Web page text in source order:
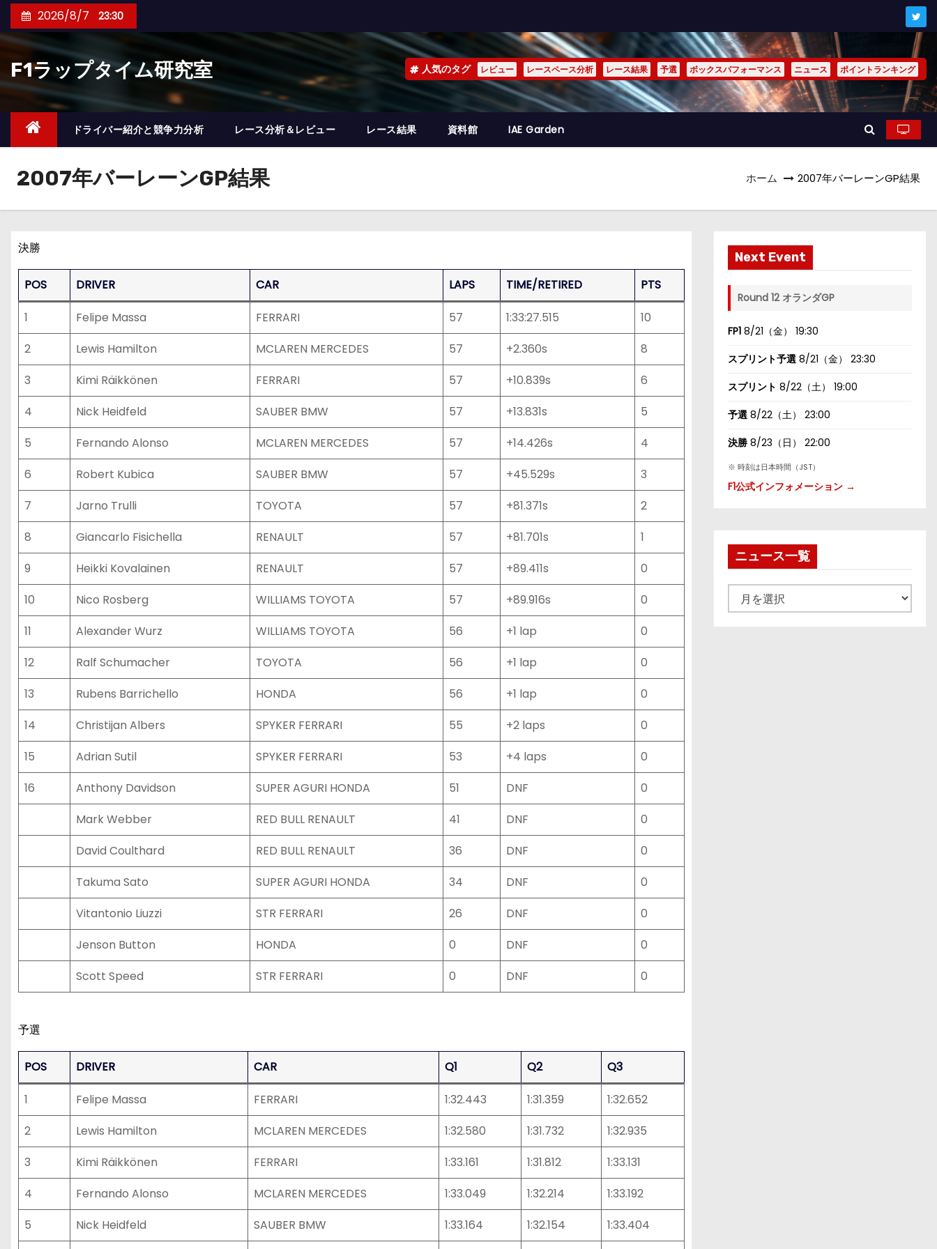
ン
ツ
キ
2026/8/7 23:30
F1ラップタイム研究室 人気のタグ レビュー レースペース分析 レース結果 予選 ボックスパフォーマンス ニュース ポイントランキング
ドライバー紹介と競争力分析 レース分析＆レビュー レース結果 資料館 IAE Garden
2007年バーレーンGP結果 ホーム 2007年バーレーンGP結果
決勝
POS DRIVER CAR LAPS TIME/RETIRED PTS
1 Felipe Massa FERRARI 57 1:33:27.515
10
2
Lewis Hamilton MCLAREN MERCEDES 57 +2.360s
8
3
Kimi Räikkönen FERRARI 57 +10.839s
6
4
Nick Heidfeld SAUBER BMW 57 +13.831s
5
5
Fernando Alonso MCLAREN MERCEDES 57 +14.426s
4
6
Robert Kubica SAUBER BMW 57 +45.529s
3
7
Jarno Trulli TOYOTA 57 +81.371s
2
8
Giancarlo Fisichella RENAULT 57 +81.701s
1
9
Heikki Kovalainen RENAULT 57 +89.411s
0
10
Nico Rosberg WILLIAMS TOYOTA 57 +89.916s
0
11
Alexander Wurz WILLIAMS TOYOTA 56 +1 lap
0
12
Ralf Schumacher TOYOTA 56 +1 lap
0
13
Rubens Barrichello HONDA 56 +1 lap
0
14
Christijan Albers SPYKER FERRARI 55 +2 laps
0
15
Adrian Sutil SPYKER FERRARI 53 +4 laps
0
16
Anthony Davidson SUPER AGURI HONDA 51 DNF
0
Mark Webber
RED BULL RENAULT 41 DNF
0
David Coulthard
RED BULL RENAULT 36 DNF
0
Takuma Sato
SUPER AGURI HONDA 34 DNF
0
Vitantonio Liuzzi
STR FERRARI 26 DNF
0
Jenson Button
HONDA 0 DNF
0
Scott Speed
STR FERRARI 0 DNF 0
予選
POS DRIVER CAR Q1 Q2 Q3
1 Felipe Massa FERRARI 1:32.443 1:31.359
1:32.652
2
Lewis Hamilton MCLAREN MERCEDES 1:32.580 1:31.732
1:32.935
3
Kimi Räikkönen FERRARI 1:33.161 1:31.812
1:33.131
4
Fernando Alonso MCLAREN MERCEDES 1:33.049 1:32.214
1:33.192
5
Nick Heidfeld SAUBER BMW 1:33.164 1:32.154
1:33.404
Next Event
Round 12 オランダGP
FP1 8/21（金） 19:30
スプリント予選 8/21（金） 23:30
スプリント 8/22（土） 19:00
予選 8/22（土） 23:00
決勝 8/23（日） 22:00
※ 時刻は日本時間（JST）
F1公式インフォメーション →
ニュース一覧
ュ